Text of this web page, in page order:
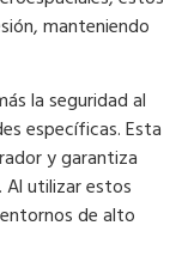
manteniendo
la seguridad al
específicas. Esta
y garantiza
utilizar estos
de alto